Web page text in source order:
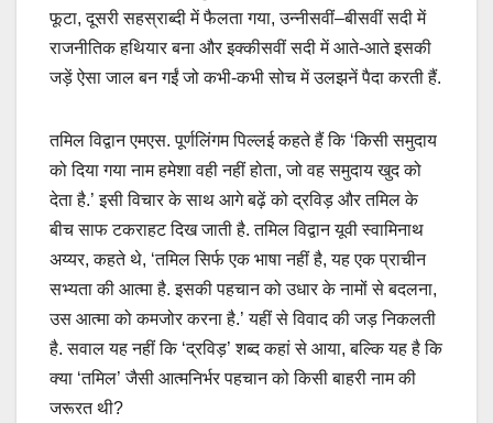
फूटा, दूसरी सहस्राब्दी में फैलता गया, उन्नीसवीं–बीसवीं सदी में
राजनीतिक हथियार बना और इक्कीसवीं सदी में आते-आते इसकी
जड़ें ऐसा जाल बन गईं जो कभी-कभी सोच में उलझनें पैदा करती हैं.
तमिल विद्वान एमएस. पूर्णलिंगम पिल्लई कहते हैं कि ‘किसी समुदाय
को दिया गया नाम हमेशा वही नहीं होता, जो वह समुदाय खुद को
देता है.’ इसी विचार के साथ आगे बढ़ें को द्रविड़ और तमिल के
बीच साफ टकराहट दिख जाती है. तमिल विद्वान यूवी स्वामिनाथ
अय्यर, कहते थे, ‘तमिल सिर्फ एक भाषा नहीं है, यह एक प्राचीन
सभ्यता की आत्मा है. इसकी पहचान को उधार के नामों से बदलना,
उस आत्मा को कमजोर करना है.’ यहीं से विवाद की जड़ निकलती
है. सवाल यह नहीं कि ‘द्रविड़’ शब्द कहां से आया, बल्कि यह है कि
क्या ‘तमिल’ जैसी आत्मनिर्भर पहचान को किसी बाहरी नाम की
जरूरत थी?